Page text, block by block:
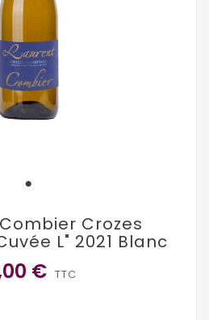
Crozes
L" 2021 Blanc
€ TTC